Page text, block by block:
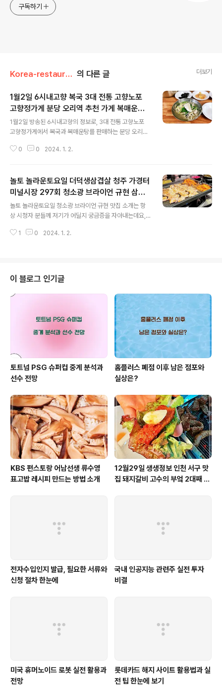
구독하기
Korea-restaurant-cafe 의 다른 글 더보기
1월2일 6시내고향 복국 3대 전통 고향노포
고향정가게 분당 오리역 추천 가게 복매운탕
방송 정보
1월2일 방송된 6시내고향의 정보로, 3대 전통 고향노포
고향정가게에서 복국과 복매운탕를 판매하는 분당 오리역
알아보겠습니다. 1월2일 6시내고향 복국 3대 전통 고향노
곳은 분당 오리역 동네 친구가 추천해서 첨가봤는데 사장
님 넘 친절하시고 복국도 너무너무 맛있었어요!! 복매운탕
도 맛있고요! 최고입니당 자주갈께용 분당 오리역 동네를
잘 안돌아다녀서, 이런 맛집 있는것도 몰랐네용 복국 싹싹
긁어먹었답니당🤭 👉6시내고향 분당 오리역 복국 맛집
바로가기 방송에서 소개한 분당 오리역 맛집에 대한 상세
0 0 2024. 1. 2.
놀토 놀라운토요일 더덕생삼겹살 청주 가경터
미널시장 297회 청소광 브라이언 규현 삼겹
살 맛집 위치
놀토 놀라운토요일 청소광 브라이언 규현 맛집 소개는 항
상 시청자 분들께 저기가 어딜지 궁금증을 자아내는데요,
대해서 실제 후기 리뷰부터 영업시간, 메뉴, 가격, 위치 주
청소광 브라이언 규현 297회 방송에서 소개되어 많은 시
청자 분들께서 호기심을 자아내셨는데요 이번 먹방 여행지
는 청주 가경터미널시장 입니다. 지난주에 이어 삼겹살 더
덕생삼겹살를 소개하는 방송에서 297회 놀토 놀라운토요
일 청주 가경터미널시장 맛집의 리얼 맛집을 보니 전국 택
배 주문이나 간편 포장 밀키트 같은게 있다면 ..
1 0 2024. 1. 2.
이 블로그 인기글
토트넘 PSG 슈퍼컵 중계 분석과
선수 전망
홈플러스 폐점 이후 남은 점포와
실상은?
KBS 편스토랑 어남선생 류수영
표고밥 레시피 만드는 방법 소개
12월29일 생생정보 인천 서구 맛
집 돼지갈비 고수의 부엌 2대째 노
전자수입인지 발급, 필요한 서류와
신청 절차 한눈에
국내 인공지능 관련주 실전 투자
비결
미국 휴머노이드 로봇 실전 활용과
전망
롯데카드 해지 사이트 활용법과 실
전 팁 한눈에 보기